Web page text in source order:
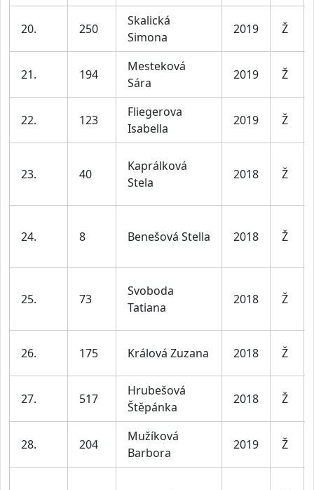
20. 250
Skalická
Simona
2019 Ž
21. 194
Mesteková
Sára
2019 Ž
22. 123
Fliegerova
Isabella
2019 Ž
23. 40
Kaprálková
Stela
2018 Ž
24. 8 Benešová Stella 2018 Ž
25. 73
Svoboda
Tatiana
2018 Ž
26. 175 Králová Zuzana 2018 Ž
27. 517
Hrubešová
Štěpánka
2018 Ž
28. 204
Mužíková
Barbora
2019 Ž